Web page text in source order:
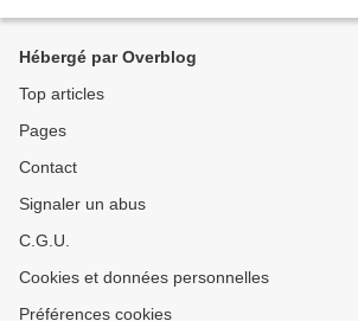
Hébergé par Overblog
Top articles
Pages
Contact
Signaler un abus
C.G.U.
Cookies et données personnelles
Préférences cookies